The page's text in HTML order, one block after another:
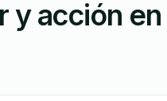
y acción